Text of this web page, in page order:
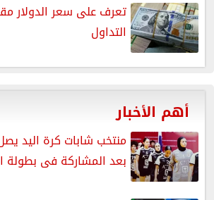
تعرف على سعر الدولار
التداول
أهم الأخبار
منتخب شابات كرة اليد
بعد المشاركة فى بطولة